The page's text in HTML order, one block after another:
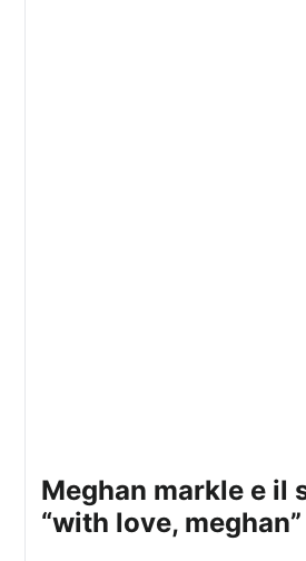
meghan markle e il successo di
“with love, meghan”